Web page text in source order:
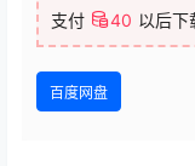
支付 40 以后下
百度网盘